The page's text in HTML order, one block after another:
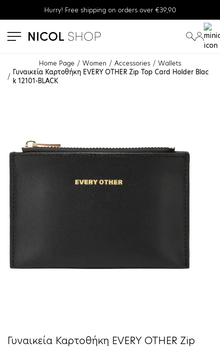
Hurry! Free shipping on orders over €39,90
Home Page Women Accessories
Wallets
Γυναικεία Καρτοθήκη EVERY OTHER Zip Top Card Holder Blac
k 12101-BLACK
Γυναικεία Καρτοθήκη EVERY OTHER Zip